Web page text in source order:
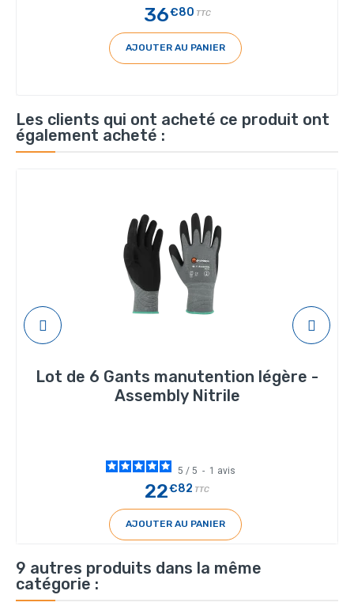
36€80 TTC
AJOUTER AU PANIER
Les clients qui ont acheté ce produit ont
également acheté :
Lot de 6 Gants manutention légère -
Assembly Nitrile
5 / 5 - 1 avis
22€82 TTC
AJOUTER AU PANIER
9 autres produits dans la même
catégorie :